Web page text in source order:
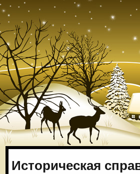
Историческая